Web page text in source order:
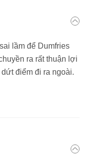
lầm để Dumfries
ra rất thuận lợi
điểm đi ra ngoài.